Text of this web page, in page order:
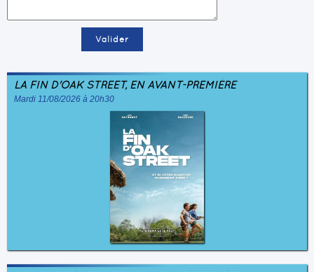
LA FIN D'OAK STREET, EN AVANT-PREMIÈRE
Mardi 11/08/2026 à 20h30